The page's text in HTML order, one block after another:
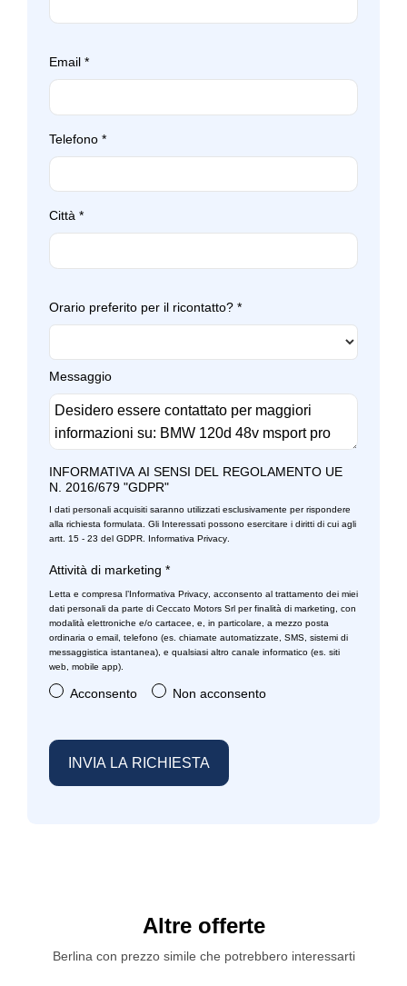
Email *
Telefono *
Città *
Orario preferito per il ricontatto? *
Messaggio
INFORMATIVA AI SENSI DEL REGOLAMENTO UE
N. 2016/679 "GDPR"
I dati personali acquisiti saranno utilizzati esclusivamente per rispondere
alla richiesta formulata. Gli Interessati possono esercitare i diritti di cui agli
artt. 15 - 23 del GDPR.
Informativa Privacy.
Attività di marketing *
Letta e compresa l’ Informativa Privacy, acconsento al trattamento dei miei
dati personali da parte di Ceccato Motors Srl per finalità di marketing, con
modalità elettroniche e/o cartacee, e, in particolare, a mezzo posta
ordinaria o email, telefono (es. chiamate automatizzate, SMS, sistemi di
messaggistica istantanea), e qualsiasi altro canale informatico (es. siti
web, mobile app).
Acconsento Non acconsento
Altre offerte
Berlina con prezzo simile che potrebbero interessarti